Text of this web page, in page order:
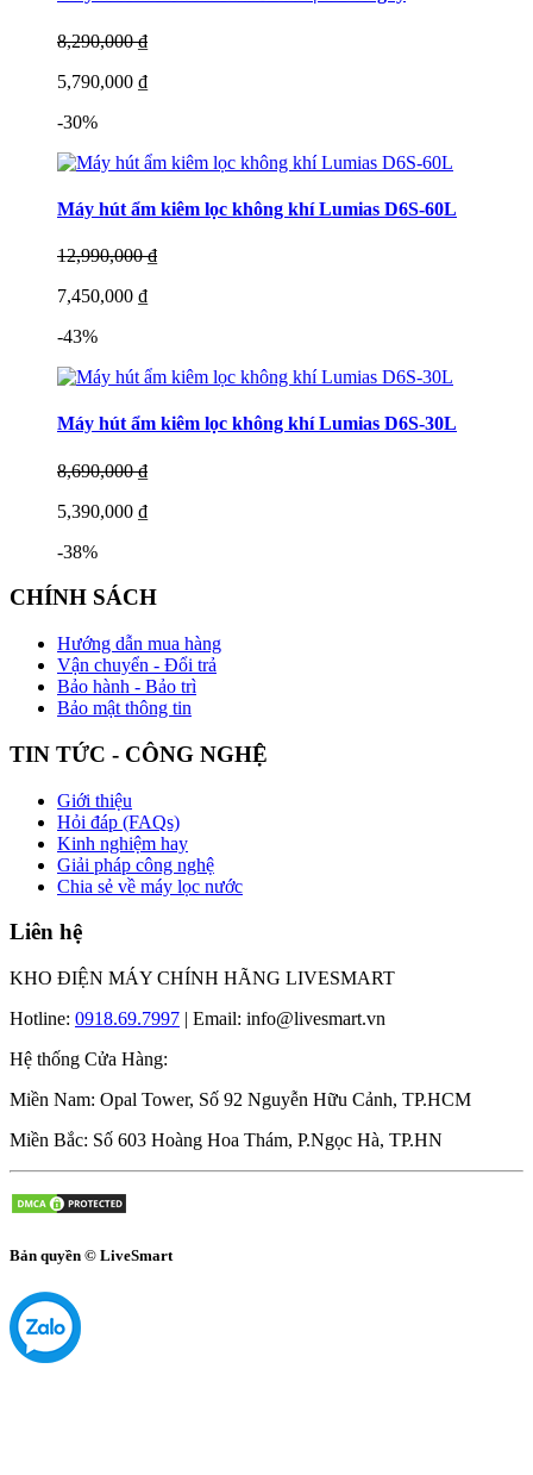
8,290,000 ₫
5,790,000 ₫
-30%
Máy hút ẩm kiêm lọc không khí Lumias D6S-60L
12,990,000 ₫
7,450,000 ₫
-43%
Máy hút ẩm kiêm lọc không khí Lumias D6S-30L
8,690,000 ₫
5,390,000 ₫
-38%
CHÍNH SÁCH
Hướng dẫn mua hàng
Vận chuyển - Đổi trả
Bảo hành - Bảo trì
Bảo mật thông tin
TIN TỨC - CÔNG NGHỆ
Giới thiệu
Hỏi đáp (FAQs)
Kinh nghiệm hay
Giải pháp công nghệ
Chia sẻ về máy lọc nước
Liên hệ
KHO ĐIỆN MÁY CHÍNH HÃNG LIVESMART
Hotline: 0918.69.7997 | Email: info@livesmart.vn
Hệ thống Cửa Hàng:
Miền Nam: Opal Tower, Số 92 Nguyễn Hữu Cảnh, TP.HCM
Miền Bắc: Số 603 Hoàng Hoa Thám, P.Ngọc Hà, TP.HN
Bản quyền © LiveSmart